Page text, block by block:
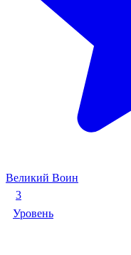
Великий Воин
3
Уровень